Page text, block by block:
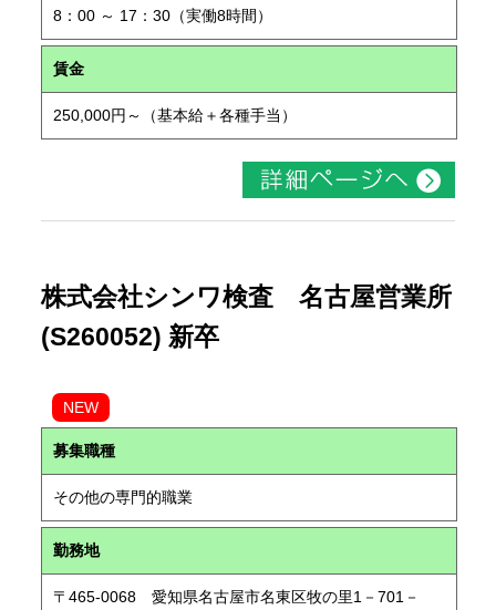
8：00 ～ 17：30（実働8時間）
賃金
250,000円～（基本給＋各種手当）
株式会社シンワ検査 名古屋営業所
(S260052) 新卒
NEW
募集職種
その他の専門的職業
勤務地
〒465-0068 愛知県名古屋市名東区牧の里1－701－